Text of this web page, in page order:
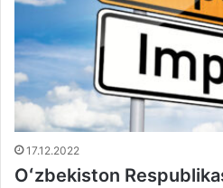
17.12.2022
Oʻzbekiston